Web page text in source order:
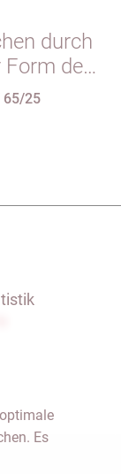
durch
Form des
65/25
Es